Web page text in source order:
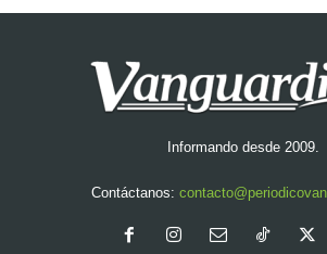
Informando desde 2009.
Contáctanos: